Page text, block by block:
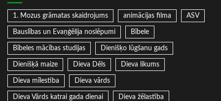
1. Mozus grāmatas skaidrojums animācijas filma ASV
Bauslības un Evaņģēlija noslēpumi Bībele
Bībeles mācības studijas Dienišķo lūgšanu gads
Dienišķā maize Dieva Dēls Dieva likums
Dieva mīlestība Dieva vārds
Dieva Vārds katrai gada dienai Dieva žēlastība